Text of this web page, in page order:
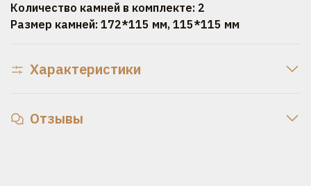
Количество камней в комплекте: 2
Размер камней: 172*115 мм, 115*115 мм
Характеристики
Отзывы